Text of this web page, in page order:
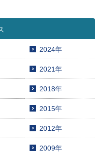
2024年
2021年
2018年
2015年
2012年
2009年